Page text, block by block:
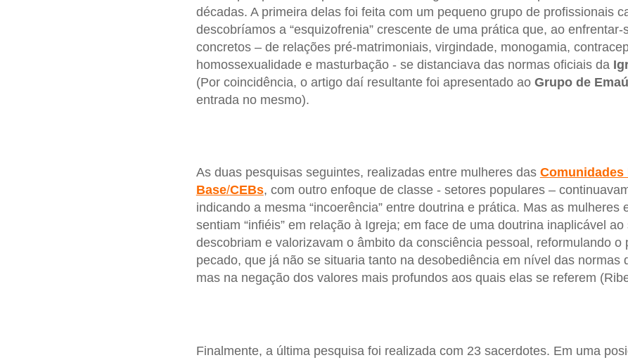
décadas. A primeira delas foi feita com um pequeno grupo de profissionais
descobríamos a “esquizofrenia” crescente de uma prática que, ao
concretos – de relações pré-matrimoniais, virgindade, monogamia,
homossexualidade e masturbação - se distanciava das normas oficiais da
(Por coincidência, o artigo daí resultante foi apresentado aoGrupo de
entrada no mesmo).
As duas pesquisas seguintes, realizadas entre mulheres das Comunidades
Base/CEBs, com outro enfoque de classe - setores populares –
indicando a mesma “incoerência” entre doutrina e prática. Mas as mulheres
sentiam “infiéis” em relação à Igreja; em face de uma doutrina inaplicável
descobriam e valorizavam o âmbito da consciência pessoal, reformulando o
pecado, que já não se situaria tanto na desobediência em nível das normas
mas na negação dos valores mais profundos aos quais elas se referem
Finalmente, a última pesquisa foi realizada com 23 sacerdotes. Em uma